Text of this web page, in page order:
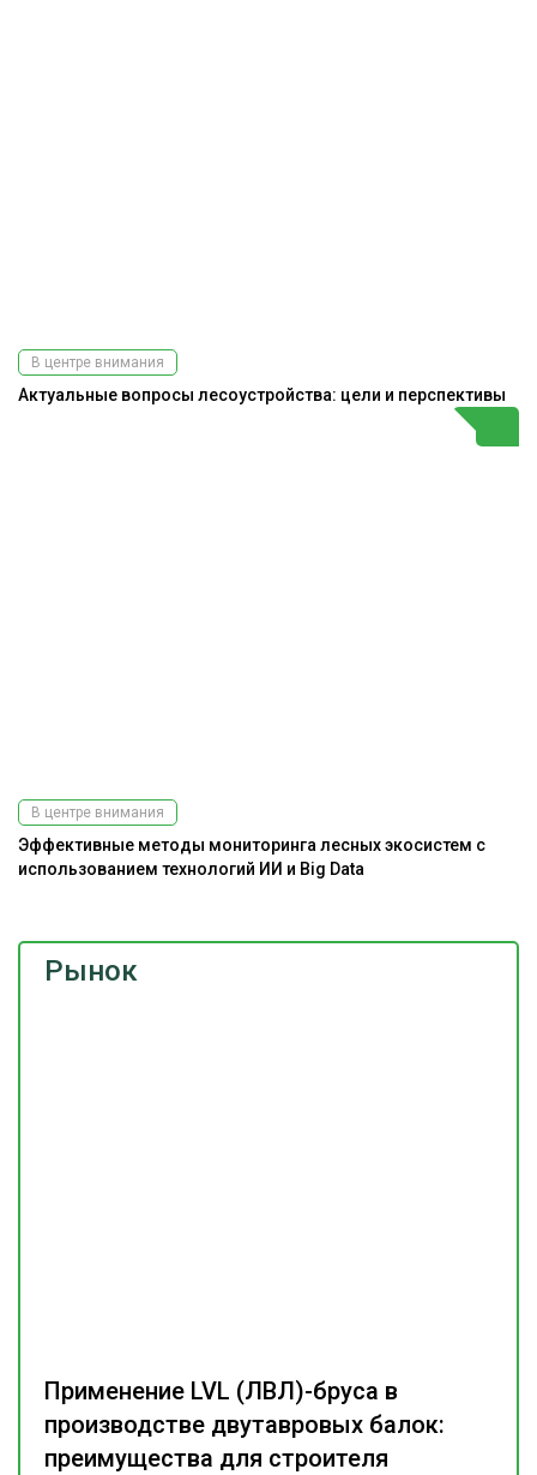
Рынок
Применение LVL (ЛВЛ)-бруса в
производстве двутавровых балок:
преимущества для строителя
В центре внимания
Актуальные вопросы лесоустройства: цели и перспективы
В центре внимания
Эффективные методы мониторинга лесных экосистем с
использованием технологий ИИ и Big Data